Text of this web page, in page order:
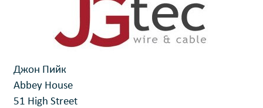
Джон Пийк
Abbey House
51 High Street